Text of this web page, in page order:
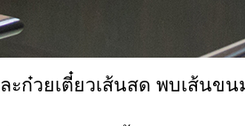
ก๋วยเตี๋ยวเส้นสด พบเส้นข